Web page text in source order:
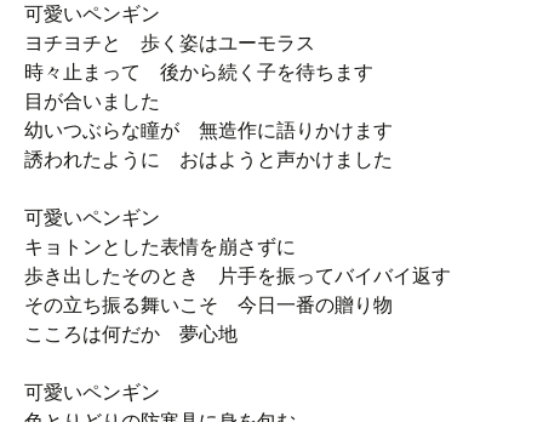
可愛いペンギン
ヨチヨチと 歩く姿はユーモラス
時々止まって 後から続く子を待ちます
目が合いました
幼いつぶらな瞳が 無造作に語りかけます
誘われたように おはようと声かけました
可愛いペンギン
キョトンとした表情を崩さずに
歩き出したそのとき 片手を振ってバイバイ返す
その立ち振る舞いこそ 今日一番の贈り物
こころは何だか 夢心地
可愛いペンギン